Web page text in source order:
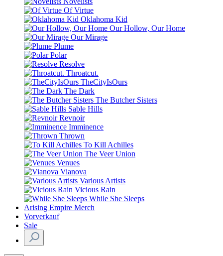
Of Virtue
Oklahoma Kid
Our Hollow, Our Home
Our Mirage
Plume
Polar
Resolve
Throatcut.
TheCityIsOurs
The Dark
The Butcher Sisters
Sable Hills
Revnoir
Imminence
Thrown
To Kill Achilles
The Veer Union
Venues
Vianova
Various Artists
Vicious Rain
While She Sleeps
Arising Empire Merch
Vorverkauf
Sale